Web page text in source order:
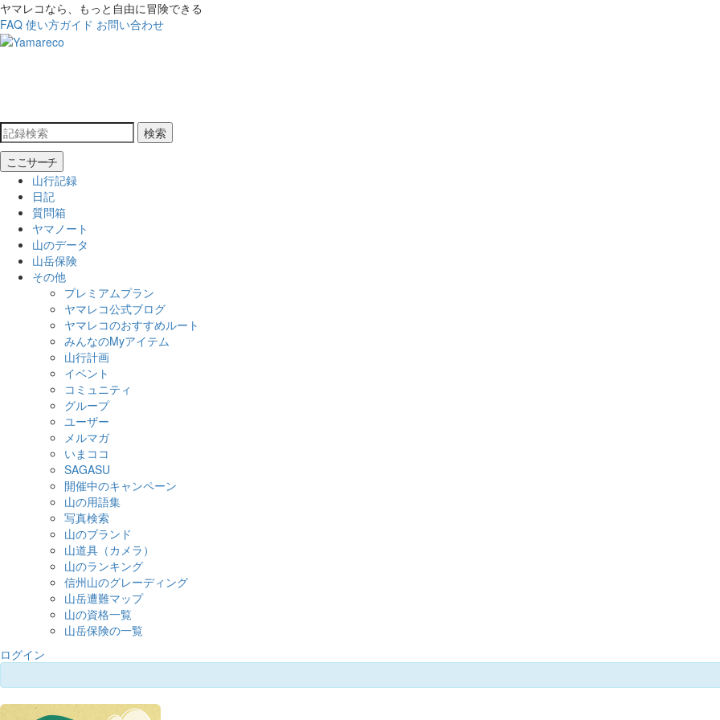
ヤマレコなら、もっと自由に冒険できる
FAQ 使い方ガイド お問い合わせ
検索
ここサーチ
山行記録
日記
質問箱
ヤマノート
山のデータ
山岳保険
その他
プレミアムプラン
ヤマレコ公式ブログ
ヤマレコのおすすめルート
みんなのMyアイテム
山行計画
イベント
コミュニティ
グループ
ユーザー
メルマガ
いまココ
SAGASU
開催中のキャンペーン
山の用語集
写真検索
山のブランド
山道具（カメラ）
山のランキング
信州山のグレーディング
山岳遭難マップ
山の資格一覧
山岳保険の一覧
ログイン